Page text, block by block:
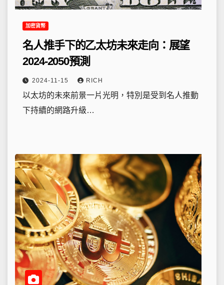
加密貨幣
名人推手下的乙太坊未來走向：展望
2024-2050預測
2024-11-15 RICH
以太坊的未來前景一片光明，特別是受到名人推動
下持續的網路升級…